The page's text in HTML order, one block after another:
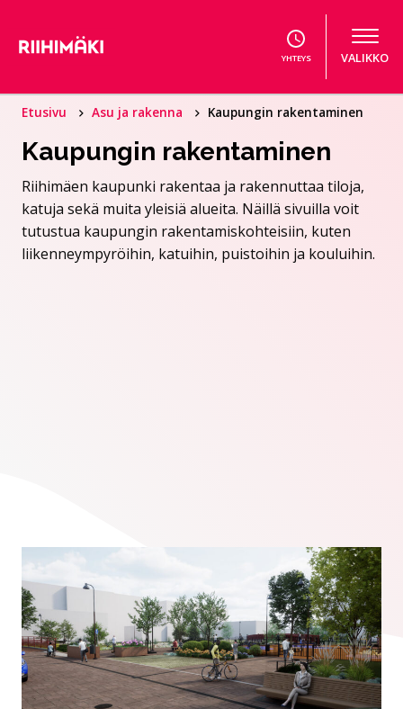
YHTEYS VALIKKO
Etusivu Asu ja rakenna Kaupungin rakentaminen
Kaupungin rakentaminen
Riihimäen kaupunki rakentaa ja rakennuttaa tiloja,
katuja sekä muita yleisiä alueita. Näillä sivuilla voit
tutustua kaupungin rakentamiskohteisiin, kuten
liikenneympyröihin, katuihin, puistoihin ja kouluihin.